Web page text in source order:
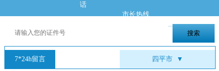
话
市长热线
7*24h留言 四平市 ▼